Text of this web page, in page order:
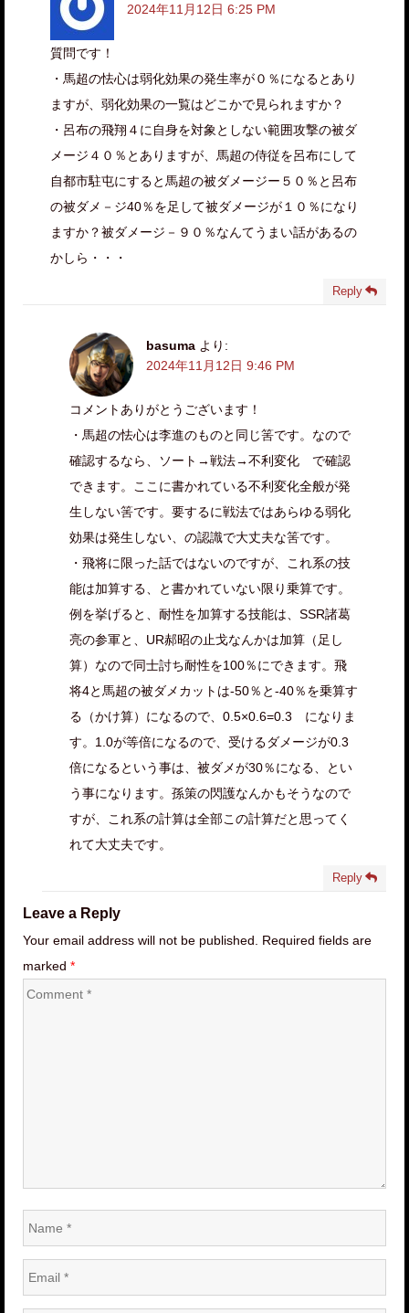
2024年11月12日 6:25 PM
質問です！
・馬超の怯心は弱化効果の発生率が０％になるとあり
ますが、弱化効果の一覧はどこかで見られますか？
・呂布の飛翔４に自身を対象としない範囲攻撃の被ダ
メージ４０％とありますが、馬超の侍従を呂布にして
自都市駐屯にすると馬超の被ダメージー５０％と呂布
の被ダメ－ジ40％を足して被ダメージが１０％になり
ますか？被ダメージ－９０％なんてうまい話があるの
かしら・・・
Reply
basuma より:
2024年11月12日 9:46 PM
コメントありがとうございます！
・馬超の怯心は李進のものと同じ筈です。なので
確認するなら、ソート→戦法→不利変化 で確認
できます。ここに書かれている不利変化全般が発
生しない筈です。要するに戦法ではあらゆる弱化
効果は発生しない、の認識で大丈夫な筈です。
・飛将に限った話ではないのですが、これ系の技
能は加算する、と書かれていない限り乗算です。
例を挙げると、耐性を加算する技能は、SSR諸葛
亮の参軍と、UR郝昭の止戈なんかは加算（足し
算）なので同士討ち耐性を100％にできます。飛
将4と馬超の被ダメカットは-50％と-40％を乗算す
る（かけ算）になるので、0.5×0.6=0.3 になりま
す。1.0が等倍になるので、受けるダメージが0.3
倍になるという事は、被ダメが30％になる、とい
う事になります。孫策の閃護なんかもそうなので
すが、これ系の計算は全部この計算だと思ってく
れて大丈夫です。
Reply
Leave a Reply
Your email address will not be published. Required fields are
marked *
Comment
Name
*
Email
*